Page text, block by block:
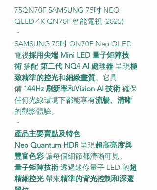
75QN70F SAMSUNG 75吋 NEO
QLED 4K QN70F 智能電視 (2025)
・
SAMSUNG 75吋 QN70F Neo QLED
電視採用尖端 Mini LED 量子矩陣技
術 搭配 第二代 NQ4 AI 處理器 呈現極
致精準的控光和細緻畫質。它具
備 144Hz 刷新率和Vision AI 技術 確保
任何光線環境下都能享有流暢、清晰
的觀影體驗。
・
產品主要賣點及特色
Neo Quantum HDR 呈現超高亮度與
豐富色彩 讓每個細節都清晰可見。
量子矩陣技術 透過迷你量子 LED 的超
精細控光 帶來精準的背光控制和深邃